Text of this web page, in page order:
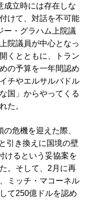
成立時には存在しな
けて、対話を不可能
ー・グラハム上院議
院議員が中心となっ
くとともに、トラン
の予算を一年間認め
チやエルサルバドル
国」からやってくる
た。
危機を迎えた際、
引き換えに国境の壁
けるという妥協案を
。そして、2月に再
ミッチ・マコーネル
て250億ドルを認め